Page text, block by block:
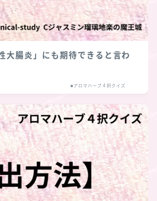
大腸炎」にも期待できると言わ
■アロマハーブ４択クイズ